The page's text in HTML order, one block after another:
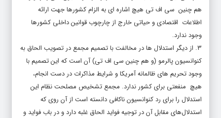
هم چنین سی اف تی هیچ اشاره ای به الزام کشورها جهت ارائه
اطلاعات اقتصادی و حیاتی خارج از چارچوب قوانین داخلی کشورها
وجود ندارد.
۳. از دیگر استدلال ها در مخالفت با تصمیم مجمع در تصویب الحاق به
کنوانسیون پالرمو (و هم چنین سی اف تی) آن است که این تصمیم با
وجود تحریم های ظالمانه آمریکا و شرایط مذاکرات در دست انجام،
هیچ منفعتی برای کشور ندارد. مجمع تشخیص مصلحت نظام این
استدلال را برای رد کنوانسیون ناکافی دانسته است از آن روی که
استدلال‌های مقابل آن در توجیه فواید الحاق غلبه دارد و در باب فواید و